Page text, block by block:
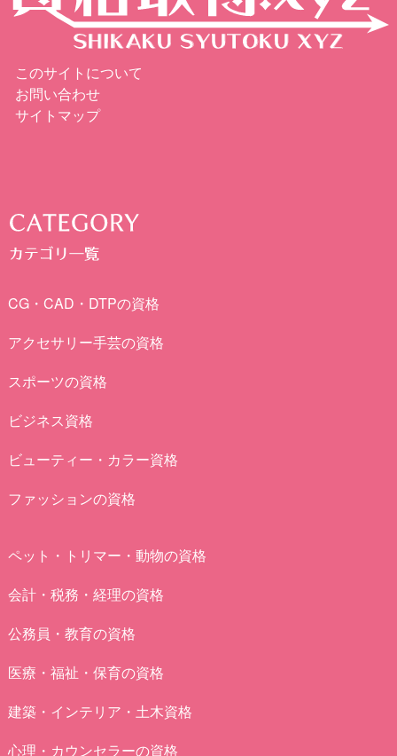
このサイトについて
お問い合わせ
サイトマップ
CG・CAD・DTPの資格
アクセサリー手芸の資格
スポーツの資格
ビジネス資格
ビューティー・カラー資格
ファッションの資格
ペット・トリマー・動物の資格
会計・税務・経理の資格
公務員・教育の資格
医療・福祉・保育の資格
建築・インテリア・土木資格
心理・カウンセラーの資格